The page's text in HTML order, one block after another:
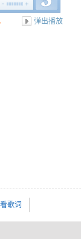
弹出播放
歌词